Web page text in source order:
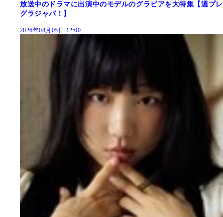
放送中のドラマに出演中のモデルのグラビアを大特集【週プレ
グラジャパ！】
2026年08月05日 12:00